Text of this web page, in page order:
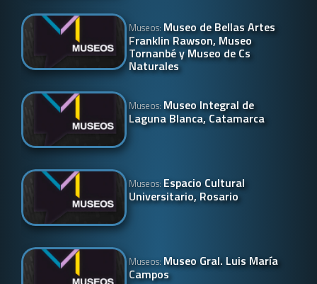
Museos: Museo de Bellas Artes
Franklin Rawson, Museo
Tornanbé y Museo de Cs
Naturales
Museos: Museo Integral de
Laguna Blanca, Catamarca
Museos: Espacio Cultural
Universitario, Rosario
Museos: Museo Gral. Luis María
Campos